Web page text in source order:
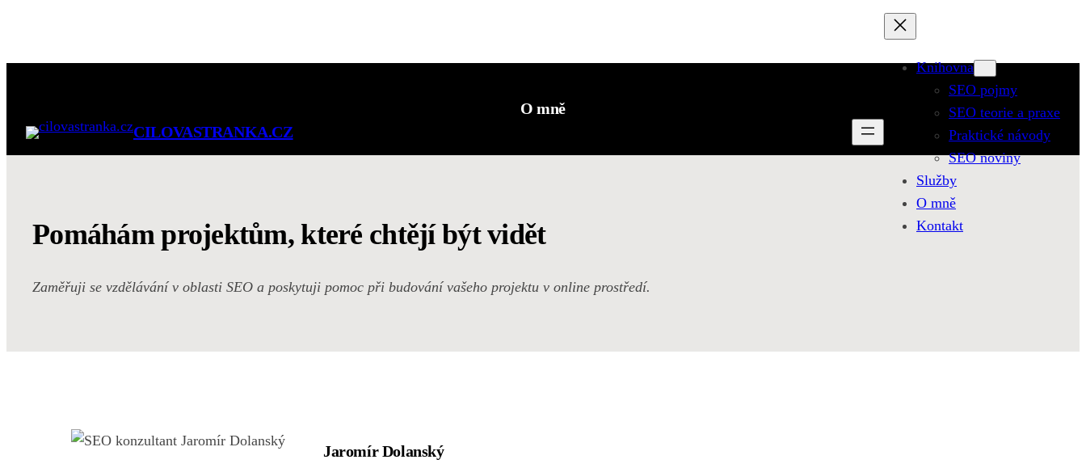
CILOVASTRANKA.CZ
Knihovna
SEO pojmy
SEO teorie a praxe
Praktické návody
SEO noviny
Služby
O mně
Kontakt
O mně
Pomáhám projektům, které chtějí být vidět
Zaměřuji se vzdělávání v oblasti SEO a poskytuji pomoc při budování vašeho projektu v online prostředí.
Jaromír Dolanský